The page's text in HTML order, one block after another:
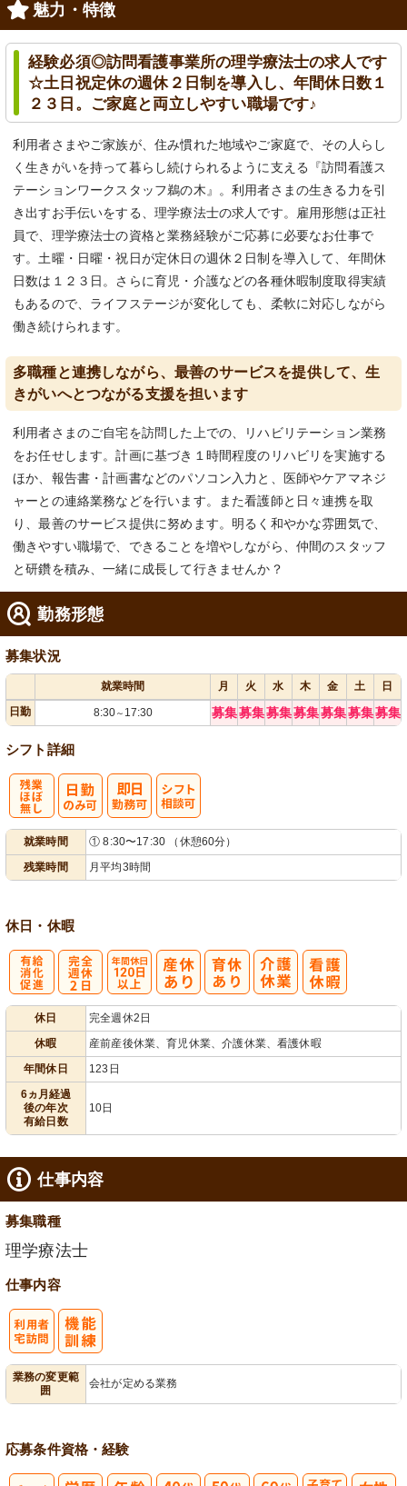
魅力・特徴
経験必須◎訪問看護事業所の理学療法士の求人です
☆土日祝定休の週休２日制を導入し、年間休日数１
２３日。ご家庭と両立しやすい職場です♪
利用者さまやご家族が、住み慣れた地域やご家庭で、その人らし
く生きがいを持って暮らし続けられるように支える『訪問看護ス
テーションワークスタッフ鵜の木』。利用者さまの生きる力を引
き出すお手伝いをする、理学療法士の求人です。雇用形態は正社
員で、理学療法士の資格と業務経験がご応募に必要なお仕事で
す。土曜・日曜・祝日が定休日の週休２日制を導入して、年間休
日数は１２３日。さらに育児・介護などの各種休暇制度取得実績
もあるので、ライフステージが変化しても、柔軟に対応しながら
働き続けられます。
多職種と連携しながら、最善のサービスを提供して、生
きがいへとつながる支援を担います
利用者さまのご自宅を訪問した上での、リハビリテーション業務
をお任せします。計画に基づき１時間程度のリハビリを実施する
ほか、報告書・計画書などのパソコン入力と、医師やケアマネジ
ャーとの連絡業務などを行います。また看護師と日々連携を取
り、最善のサービス提供に努めます。明るく和やかな雰囲気で、
働きやすい職場で、できることを増やしながら、仲間のスタッフ
と研鑽を積み、一緒に成長して行きませんか？
勤務形態
募集状況
就業時間 月 火 水 木 金 土
日
日勤
8:30～ 17:30 募集募集募集募集募集募集募集
シフト詳細
就業時間
① 8:30〜17:30 （休憩60分）
残業時間
月平均3時間
休日・休暇
休日
完全週休2日
休暇
産前産後休業、育児休業、介護休業、看護休暇
年間休日
123日
6ヵ月経過
後の年次
有給日数
10日
仕事内容
募集職種
理学療法士
仕事内容
業務の変更範
囲
会社が定める業務
応募条件資格・経験